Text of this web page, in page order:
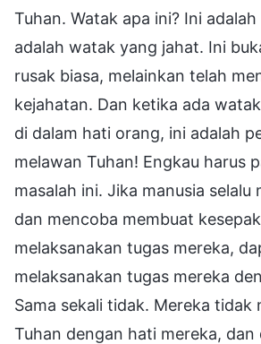
Tuhan. Watak apa ini? Ini
adalah watak yang jahat. Ini
rusak biasa, melainkan telah
kejahatan. Dan ketika ada
di dalam hati orang, ini adalah
melawan Tuhan! Engkau harus
masalah ini. Jika manusia selalu
dan mencoba membuat
melaksanakan tugas mereka,
melaksanakan tugas mereka
Sama sekali tidak. Mereka tidak
Tuhan dengan hati mereka, dan